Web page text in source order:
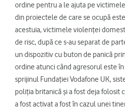
ordine pentru a le ajuta pe
din proiectele de care se ocupă
acestuia, victimele violenței
de risc, după ce s-au separat de
un dispozitiv cu buton de panică
ordine atunci când agresorul este
sprijinul Fundației Vodafone UK,
poliția britanică și a fost deja folosit
a fost activat a fost în cazul unei